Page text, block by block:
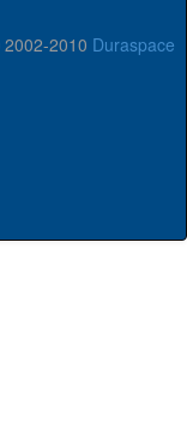
2010 Duraspace